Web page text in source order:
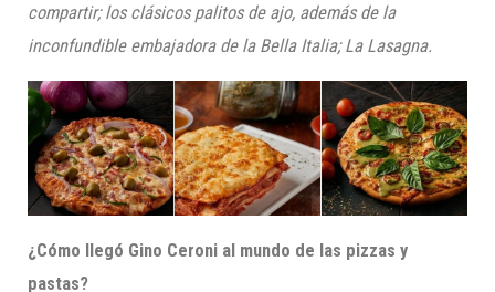
compartir;los clásicos palitos de ajo, además de la
inconfundible embajadora de la Bella Italia; La Lasagna.
¿Cómo llegó Gino Ceroni al mundo de las pizzas y
pastas?